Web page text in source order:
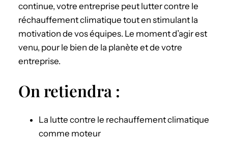
continue, votre entreprise peut lutter contre le
réchauffement climatique tout en stimulant la
motivation de vos équipes. Le moment d’agir est
venu, pour le bien de la planète et de votre
entreprise.
On retiendra :
La lutte contre le rechauffement climatique
comme moteur